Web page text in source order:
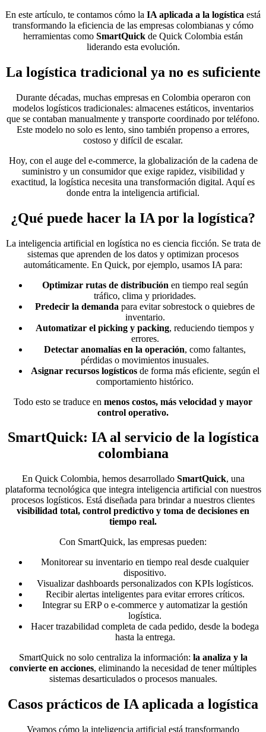
En este artículo, te contamos cómo la IA aplicada a la logística está
transformando la eficiencia de las empresas colombianas y cómo
herramientas como SmartQuick de Quick Colombia están
liderando esta evolución.
La logística tradicional ya no es suficiente
Durante décadas, muchas empresas en Colombia operaron con
modelos logísticos tradicionales: almacenes estáticos, inventarios
que se contaban manualmente y transporte coordinado por teléfono.
Este modelo no solo es lento, sino también propenso a errores,
costoso y difícil de escalar.
Hoy, con el auge del e-commerce, la globalización de la cadena de
suministro y un consumidor que exige rapidez, visibilidad y
exactitud, la logística necesita una transformación digital. Aquí es
donde entra la inteligencia artificial.
¿Qué puede hacer la IA por la logística?
La inteligencia artificial en logística no es ciencia ficción. Se trata de
sistemas que aprenden de los datos y optimizan procesos
automáticamente. En Quick, por ejemplo, usamos IA para:
Optimizar rutas de distribución en tiempo real según
tráfico, clima y prioridades.
Predecir la demanda para evitar sobrestock o quiebres de
inventario.
Automatizar el picking y packing, reduciendo tiempos y
errores.
Detectar anomalías en la operación, como faltantes,
pérdidas o movimientos inusuales.
Asignar recursos logísticosde forma más eficiente, según el
comportamiento histórico.
Todo esto se traduce en menos costos, más velocidad y mayor
control operativo.
SmartQuick: IA al servicio de la logística
colombiana
En Quick Colombia, hemos desarrollado SmartQuick, una
plataforma tecnológica que integra inteligencia artificial con nuestros
procesos logísticos. Está diseñada para brindar a nuestros clientes
visibilidad total, control predictivo y toma de decisiones en
tiempo real.
Con SmartQuick, las empresas pueden:
Monitorear su inventario en tiempo real desde cualquier
dispositivo.
Visualizar dashboards personalizados con KPIs logísticos.
Recibir alertas inteligentes para evitar errores críticos.
Integrar su ERP o e-commerce y automatizar la gestión
logística.
Hacer trazabilidad completa de cada pedido, desde la bodega
hasta la entrega.
SmartQuick no solo centraliza la información: la analiza y la
convierte en acciones, eliminando la necesidad de tener múltiples
sistemas desarticulados o procesos manuales.
Casos prácticos de IA aplicada a logística
Veamos cómo la inteligencia artificial está transformando